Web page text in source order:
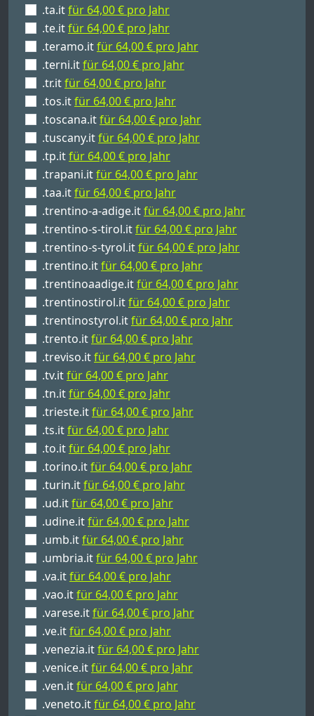
.ta.itfür 64,00 € pro Jahr
.te.itfür 64,00 € pro Jahr
.teramo.itfür 64,00 € pro Jahr
.terni.itfür 64,00 € pro Jahr
.tr.itfür 64,00 € pro Jahr
.tos.itfür 64,00 € pro Jahr
.toscana.itfür 64,00 € pro Jahr
.tuscany.itfür 64,00 € pro Jahr
.tp.itfür 64,00 € pro Jahr
.trapani.itfür 64,00 € pro Jahr
.taa.itfür 64,00 € pro Jahr
.trentino-a-adige.itfür 64,00 € pro Jahr
.trentino-s-tirol.itfür 64,00 € pro Jahr
.trentino-s-tyrol.itfür 64,00 € pro Jahr
.trentino.itfür 64,00 € pro Jahr
.trentinoaadige.itfür 64,00 € pro Jahr
.trentinostirol.itfür 64,00 € pro Jahr
.trentinostyrol.itfür 64,00 € pro Jahr
.trento.itfür 64,00 € pro Jahr
.treviso.itfür 64,00 € pro Jahr
.tv.itfür 64,00 € pro Jahr
.tn.itfür 64,00 € pro Jahr
.trieste.itfür 64,00 € pro Jahr
.ts.itfür 64,00 € pro Jahr
.to.itfür 64,00 € pro Jahr
.torino.itfür 64,00 € pro Jahr
.turin.itfür 64,00 € pro Jahr
.ud.itfür 64,00 € pro Jahr
.udine.itfür 64,00 € pro Jahr
.umb.itfür 64,00 € pro Jahr
.umbria.itfür 64,00 € pro Jahr
.va.itfür 64,00 € pro Jahr
.vao.itfür 64,00 € pro Jahr
.varese.itfür 64,00 € pro Jahr
.ve.itfür 64,00 € pro Jahr
.venezia.itfür 64,00 € pro Jahr
.venice.itfür 64,00 € pro Jahr
.ven.itfür 64,00 € pro Jahr
.veneto.itfür 64,00 € pro Jahr